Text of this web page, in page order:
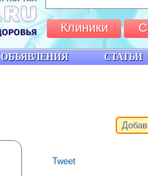
Tweet
ОБЪЯВЛЕНИЯ СТАТЬИ
Клиники